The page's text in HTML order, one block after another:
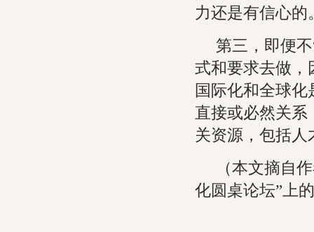
力还是有信心的
第三，即便
式和要求去做，
国际化和全球
直接或必然关系
关资源，包括
（本文摘自
化圆桌论坛”上